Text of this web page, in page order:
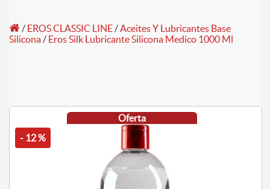
/ EROS CLASSIC LINE/Aceites Y Lubricantes Base
Silicona/ Eros Silk Lubricante Silicona Medico 1000 Ml
Oferta
- 12 %